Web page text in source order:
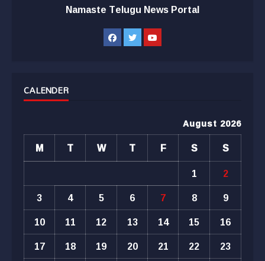
Namaste Telugu News Portal
CALENDER
August 2026
M T W T F S
S
1
2
3
4 5 6 7 8
9
10
11 12 13 14 15
16
17
18 19 20 21 22
23